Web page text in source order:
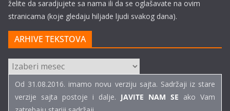
želite da saradjujete sa nama ili da se oglašavate na ovim
stranicama (koje gledaju hiljade ljudi svakog dana).
ARHIVE TEKSTOVA
ARHIVE
TEKSTOVA
Od 31.08.2016. imamo novu verziju sajta. Sadržaji iz stare
verzije sajta postoje i dalje. JAVITE NAM SE ako Vam